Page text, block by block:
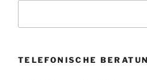
TELEFONISCHE